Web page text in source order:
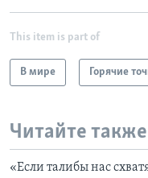
This item is part of
В мире Горячие
Читайте также
«Если талибы нас